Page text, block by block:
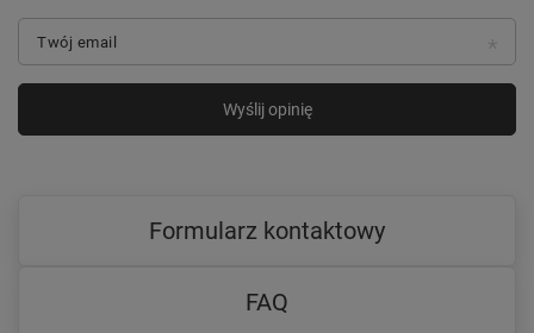
Twój email
Wyślij opinię
Formularz kontaktowy
FAQ